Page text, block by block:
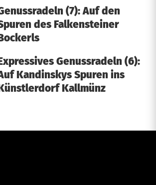
(7): Auf den
des Falkensteiner
Genussradeln (6):
Kandinskys Spuren ins
Kallmünz